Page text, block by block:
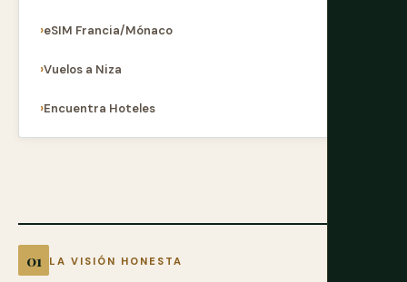
LA VISIÓN HONESTA
eSIM Francia/Mónaco
Vuelos a Niza
Encuentra Hoteles